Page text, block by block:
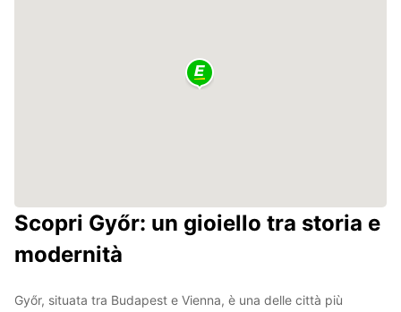
Scopri Győr: un gioiello tra storia e
modernità
Győr, situata tra Budapest e Vienna, è una delle città più